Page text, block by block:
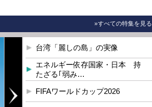
»すべての特集を見る
台湾「麗しの島」の実像
エネルギー依存国家・日本 持
たざる｢弱み…
FIFAワールドカップ2026